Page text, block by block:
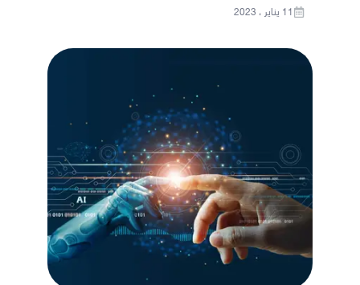
11 يناير ، 2023